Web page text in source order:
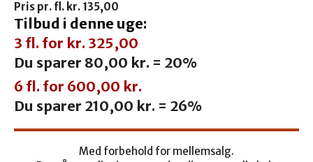
Pris pr. fl. kr. 135,00
Tilbud i denne uge:
3 fl. for kr. 325,00
Du sparer 80,00 kr. = 20%
6 fl. for 600,00 kr.
Du sparer 210,00 kr. = 26%
Med forbehold for mellemsalg.